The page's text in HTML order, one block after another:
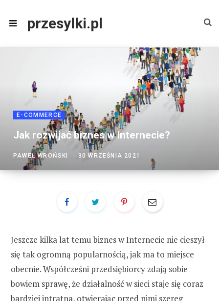
przesylki.pl
E-COMMERCE
Jak rozwijać biznes w Internecie?
PAWEŁ WROŃSKI 30 WRZEŚNIA 2021
Jeszcze kilka lat temu biznes w Internecie nie cieszył
się tak ogromną popularnością, jak ma to miejsce
obecnie. Współcześni przedsiębiorcy zdają sobie
bowiem sprawę, że działalność w sieci staje się coraz
bardziej intratna, otwierając przed nimi szereg